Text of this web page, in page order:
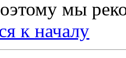
мы
к началу